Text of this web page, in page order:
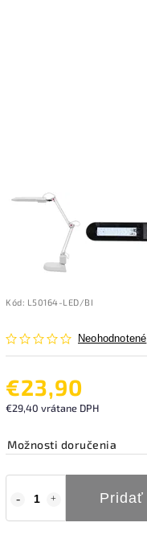
Kód: L50164-LED/BI
Neohodnotené
€23,90
€29,40 vrátane DPH
Možnosti doručenia
Pridať